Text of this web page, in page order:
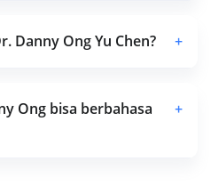
Danny Ong Yu Chen? +
Ong bisa berbahasa
+